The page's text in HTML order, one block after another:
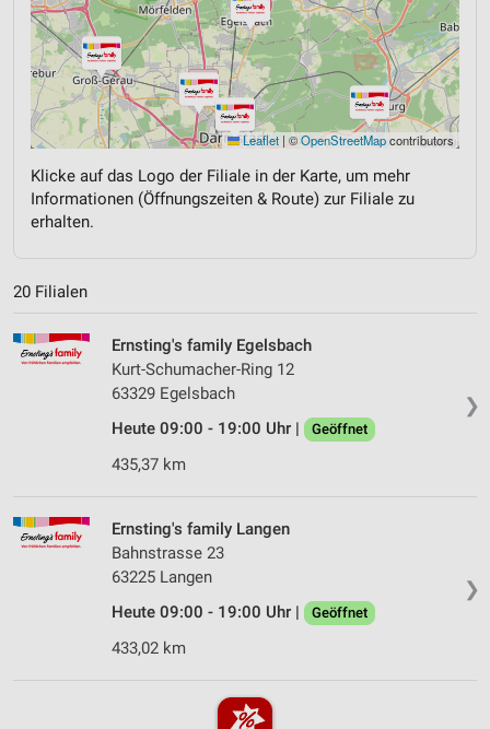
Leaflet | ©OpenStreetMapcontributors
Klicke auf das Logo der Filiale in der Karte, um mehr
Informationen (Öffnungszeiten & Route) zur Filiale zu
erhalten.
20 Filialen
❯
Ernsting's family Egelsbach
Kurt-Schumacher-Ring 12
63329 Egelsbach
Heute 09:00 - 19:00 Uhr |
Geöffnet
435,37 km
❯
Ernsting's family Langen
Bahnstrasse 23
63225 Langen
Heute 09:00 - 19:00 Uhr |
Geöffnet
433,02 km